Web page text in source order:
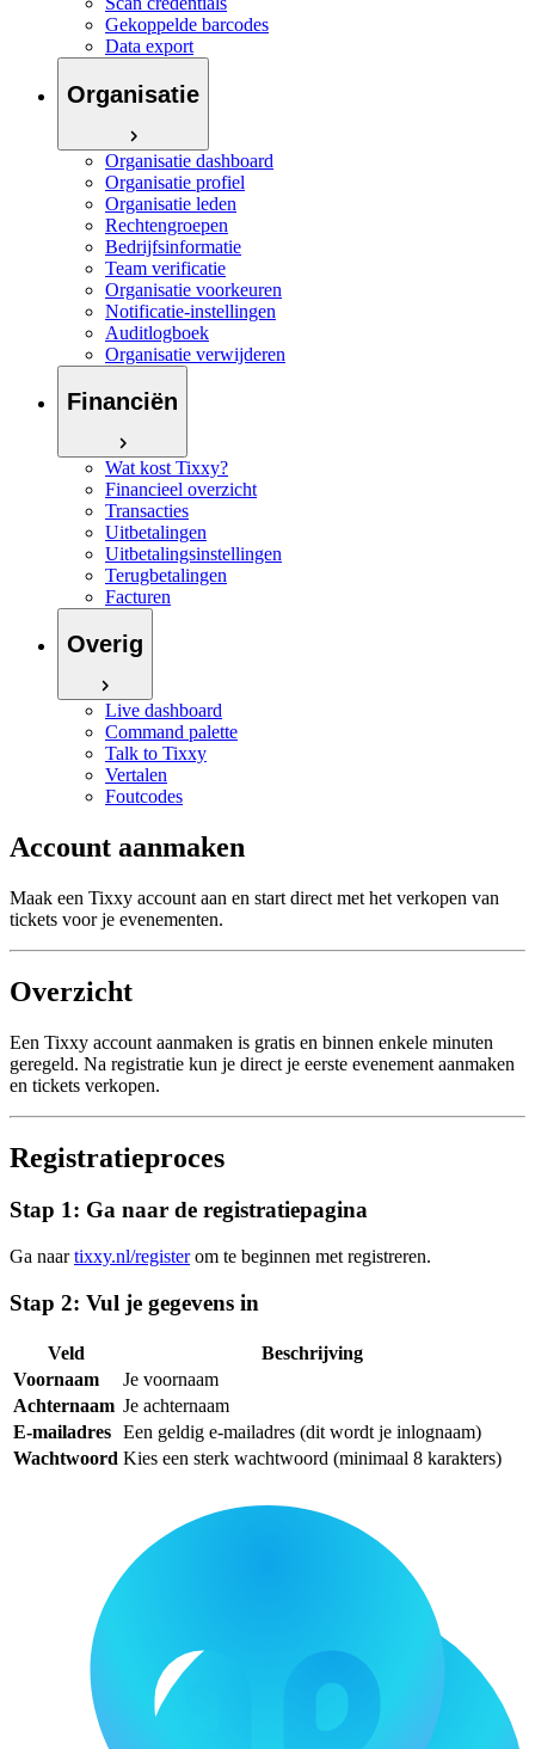
Gekoppelde barcodes
Data export
Organisatie
Organisatie dashboard
Organisatie profiel
Organisatie leden
Rechtengroepen
Bedrijfsinformatie
Team verificatie
Organisatie voorkeuren
Notificatie-instellingen
Auditlogboek
Organisatie verwijderen
Financiën
Wat kost Tixxy?
Financieel overzicht
Transacties
Uitbetalingen
Uitbetalingsinstellingen
Terugbetalingen
Facturen
Overig
Live dashboard
Command palette
Talk to Tixxy
Vertalen
Foutcodes
Account aanmaken
Maak een Tixxy account aan en start direct met het verkopen van
tickets voor je evenementen.
Overzicht
Een Tixxy account aanmaken is gratis en binnen enkele minuten
geregeld. Na registratie kun je direct je eerste evenement aanmaken
en tickets verkopen.
Registratieproces
Stap 1: Ga naar de registratiepagina
Ga naartixxy.nl/registerom te beginnen met registreren.
Stap 2: Vul je gegevens in
Veld
Beschrijving
Voornaam
Je voornaam
Achternaam Je achternaam
E-mailadres Een geldig e-mailadres (dit wordt je inlognaam)
Wachtwoord Kies een sterk wachtwoord (minimaal 8 karakters)